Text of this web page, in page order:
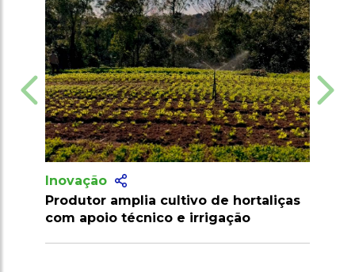
de hortaliças
irrigação
Agricultores e empresas podem
consultar normas e